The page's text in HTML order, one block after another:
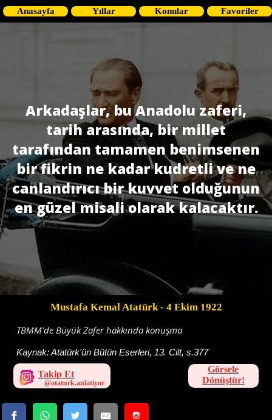
Anasayfa Yıllar Konular Favoriler
Arkadaşlar, bu Anadolu zaferi,
tarih arasında, bir millet
tarafından tamamen benimsenen
bir fikrin ne kadar kudretli ve ne
canlandırıcı bir kuvvet olduğunun
en güzel misali olarak kalacaktır.
Mustafa Kemal Atatürk- 4 Ekim 1922
TBMM'de Büyük Zafer hakkında konuşma
Kaynak:Atatürk'ün Bütün Eserleri, 13. Cilt, s.377
Takip Et
Görsele
Dönüştür!